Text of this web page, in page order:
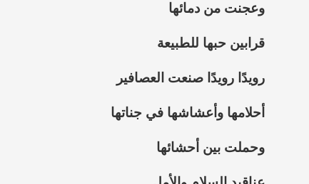
وعجنت من دمائها
قرابين حبها للطبيعة
رويدًا رويدًا صنعت العصافير
أحلامها وأعشاشها في جناتها
وحملت بين أحشائها